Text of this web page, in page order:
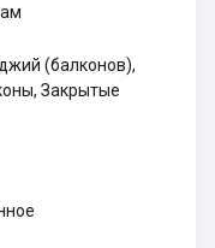
(балконов),
Закрытые